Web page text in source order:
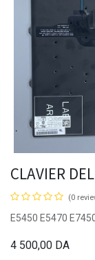
CLAVIER
(0
E5450 E5470
4 500,00 DA